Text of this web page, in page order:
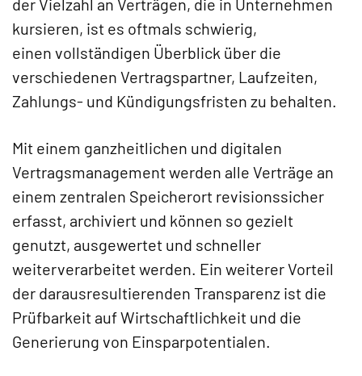
der Vielzahl an Verträgen, die in Unternehmen
kursieren, ist es oftmals schwierig,
einen vollständigen Überblick über die
verschiedenen Vertragspartner, Laufzeiten,
Zahlungs- und Kündigungsfristen zu behalten.
Mit einem ganzheitlichen und digitalen
Vertragsmanagement werden alle Verträge an
einem zentralen Speicherort revisionssicher
erfasst, archiviert und können so gezielt
genutzt, ausgewertet und schneller
weiterverarbeitet werden. Ein weiterer Vorteil
der darausresultierenden Transparenz ist die
Prüfbarkeit aufWirtschaftlichkeit und die
Generierung von Einsparpotentialen.